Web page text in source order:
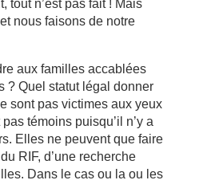
tout n’est pas fait ! Mais
nous faisons de notre
aux familles accablées
? Quel statut légal donner
sont pas victimes aux yeux
témoins puisqu’il n’y a
Elles ne peuvent que faire
RIF, d’une recherche
Dans le cas ou la ou les